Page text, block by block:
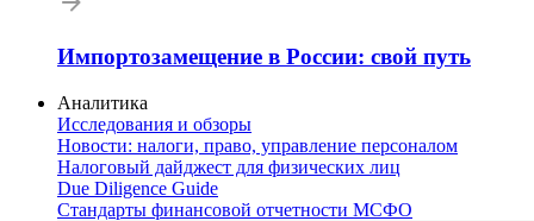
Импортозамещение в России: свой путь
Аналитика
Исследования и обзоры
Новости: налоги, право, управление персоналом
Налоговый дайджест для физических лиц
Due Diligence Guide
Стандарты финансовой отчетности МСФО